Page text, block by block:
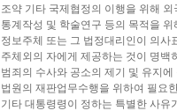
조약 기타 국제협정의 이행을 위해
통계작성 및 학술연구 등의 목적을
정보주체 또는 그 법정대리인이 의사
주체외의 자에게 제공하는 것이 명백
범죄의 수사와 공소의 제기 및 유지에
법원의 재판업무수행을 위하여 필요
기타 대통령령이 정하는 특별한 사유